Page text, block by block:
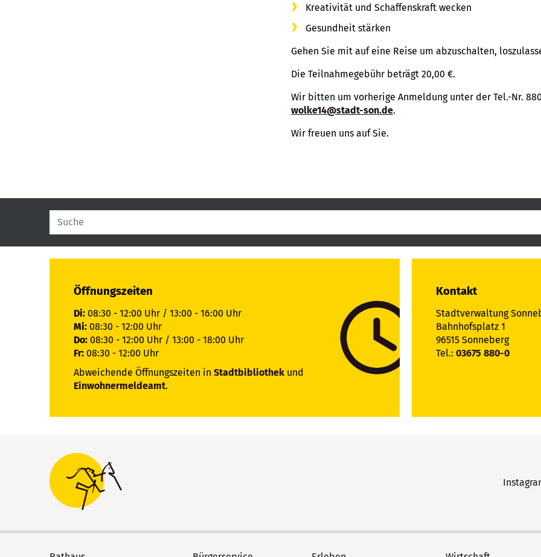
Kreativität und Schaffenskraft wecken
Gesundheit stärken
Gehen Sie mit auf eine Reise um abzuschalten,
Die Teilnahmegebühr beträgt 20,00 €.
Wir bitten um vorherige Anmeldung unter der Tel.-Nr.
wolke14@stadt-son.de.
Wir freuen uns auf Sie.
Öffnungszeiten
Di: 08:30 - 12:00 Uhr / 13:00 - 16:00 Uhr
Mi: 08:30 - 12:00 Uhr
Do: 08:30 - 12:00 Uhr / 13:00 - 18:00 Uhr
Fr: 08:30 - 12:00 Uhr
Abweichende Öffnungszeiten in Stadtbibliothek und
Einwohnermeldeamt.
Kontakt
Stadtverwaltung
Bahnhofsplatz 1
96515 Sonneberg
Tel.: 03675 880-0